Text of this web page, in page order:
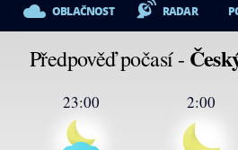
OBLAČNOST RADAR
Předpověď počasí -
23:00 2:00